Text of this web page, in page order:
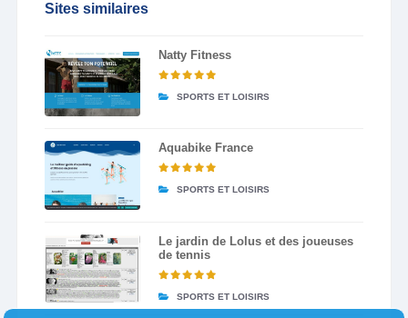
Sites similaires
Natty Fitness
SPORTS ET LOISIRS
Aquabike France
SPORTS ET LOISIRS
Le jardin de Lolus et des joueuses
de tennis
SPORTS ET LOISIRS